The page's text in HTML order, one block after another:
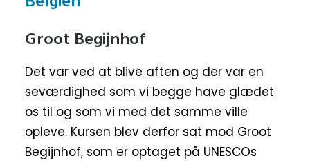
Groot Begijnhof
Det var ved at blive aften og der var en
seværdighed som vi begge have glædet
os til og som vi med det samme ville
opleve. Kursen blev derfor sat mod Groot
Begijnhof, som er optaget på UNESCOs